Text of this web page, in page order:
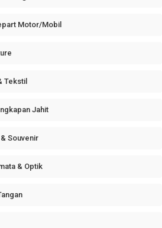
Motor/Mobil
Tekstil
Jahit
Souvenir
& Optik